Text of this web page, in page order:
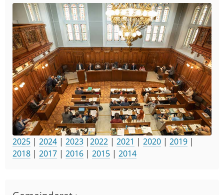
2025 | 2024 | 2023 |2022 | 2021 | 2020 | 2019 |
2018 | 2017 | 2016 | 2015 | 2014